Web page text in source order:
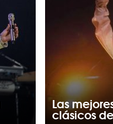
Las
clásicos